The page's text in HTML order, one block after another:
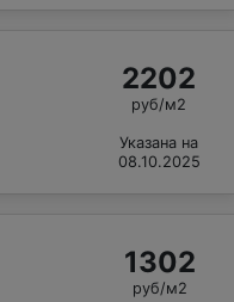
2202
руб/м2
Указана на
08.10.2025
1302
руб/м2